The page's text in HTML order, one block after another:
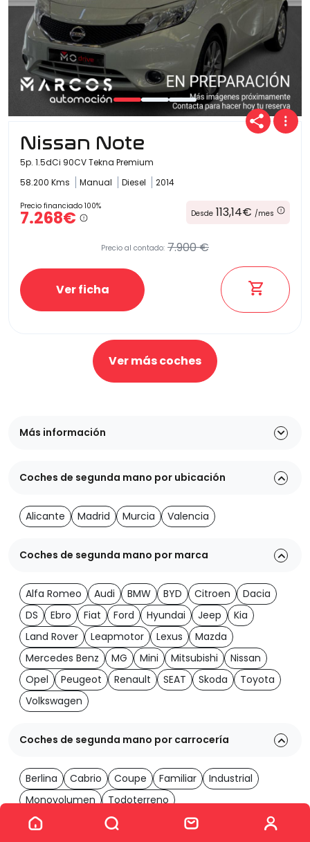
Ver los 2046 coches
Nissan Note
5p. 1.5dCi 90CV Tekna Premium
58.200 Kms
Manual Diesel 2014
Precio financiado 100%
7.268€ Desde 113,14€ /mes
Precio al contado: 7.900 €
Ver ficha
Ver más coches
Más información
Coches de segunda mano por ubicación
Alicante Madrid Murcia Valencia
Coches de segunda mano por marca
Alfa Romeo Audi BMW BYD Citroen
Dacia
DS
Ebro Fiat Ford Hyundai Jeep
Kia
Land Rover
Leapmotor Lexus
Mazda
Mercedes Benz
MG Mini Mitsubishi
Nissan
Opel
Peugeot Renault SEAT Skoda
Toyota
Volkswagen
Coches de segunda mano por carrocería
Berlina Cabrio Coupe Familiar
Industrial
Monovolumen
Todoterreno